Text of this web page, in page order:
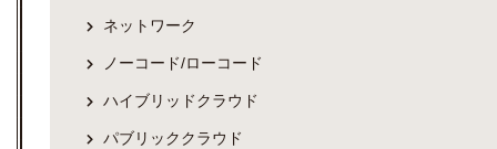
ネットワーク
ノーコード/ローコード
ハイブリッドクラウド
パブリッククラウド